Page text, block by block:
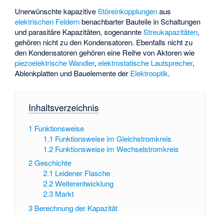
Unerwünschte kapazitiveStöreinkopplungenaus
elektrischen Feldernbenachbarter Bauteile in Schaltungen
und parasitäre Kapazitäten, sogenannteStreukapazitäten,
gehören nicht zu den Kondensatoren. Ebenfalls nicht zu
den Kondensatoren gehören eine Reihe von Aktoren wie
piezoelektrische Wandler,elektrostatische Lautsprecher,
Ablenkplatten und Bauelemente der Elektrooptik.
Inhaltsverzeichnis
1 Funktionsweise
1.1 Funktionsweise im Gleichstromkreis
1.2 Funktionsweise im Wechselstromkreis
2Geschichte
2.1 Leidener Flasche
2.2 Weiterentwicklung
2.3 Markt
3 Berechnung der Kapazität